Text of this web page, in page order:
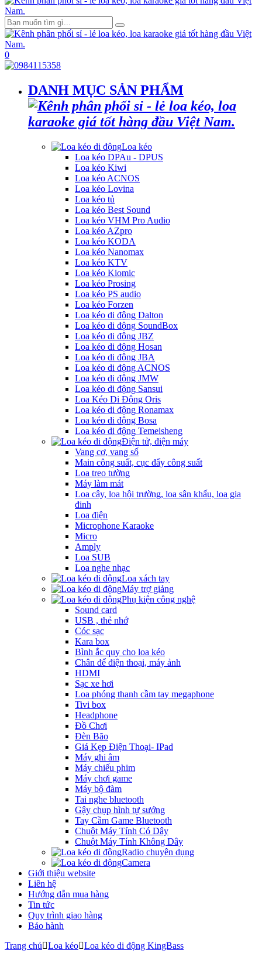
0
DANH MỤC SẢN PHẨM
Loa kéo
Loa kéo DPAu - DPUS
Loa kéo Kiwi
Loa kéo ACNOS
Loa kéo Lovina
Loa kéo tủ
Loa kéo Best Sound
Loa kéo VHM Pro Audio
Loa kéo AZpro
Loa kéo KODA
Loa kéo Nanomax
Loa kéo KTV
Loa kéo Kiomic
Loa kéo Prosing
Loa kéo PS audio
Loa kéo Forzen
Loa kéo di động Dalton
Loa kéo di động SoundBox
Loa kéo di động JBZ
Loa kéo di động Hosan
Loa kéo di động JBA
Loa kéo di động ACNOS
Loa kéo di động JMW
Loa kéo di động Sansui
Loa Kéo Di Động Oris
Loa kéo di động Ronamax
Loa kéo di động Bosa
Loa kéo di động Temeisheng
Điện tử, điện máy
Vang cơ, vang số
Main công suất, cục đẩy công suất
Loa treo tường
Máy làm mát
Loa cây, loa hội trường, loa sân khấu, loa gia
đinh
Loa điện
Microphone Karaoke
Micro
Amply
Loa SUB
Loa nghe nhạc
Loa xách tay
Máy trợ giảng
Phụ kiện công nghệ
Sound card
USB , thẻ nhớ
Cóc sạc
Kara box
Bình ắc quy cho loa kéo
Chân để điện thoại, máy ảnh
HDMI
Sạc xe hơi
Loa phóng thanh cầm tay megaphone
Tivi box
Headphone
Đồ Chơi
Đèn Bão
Giá Kẹp Điện Thoại- IPad
Máy ghi âm
Máy chiếu phim
Máy chơi game
Máy bộ đàm
Tai nghe bluetooth
Gậy chụp hình tự sướng
Tay Cầm Game Bluetooth
Chuột Máy Tính Có Dây
Chuột Máy Tính Không Dây
Radio chuyên dụng
Camera
Giới thiệu website
Liên hệ
Hướng dẫn mua hàng
Tin tức
Quy trình giao hàng
Bảo hành
Trang chủ
Loa kéo Loa kéo di động KingBass